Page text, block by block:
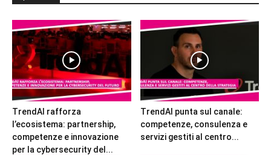
TrendAI rafforza
l’ecosistema: partnership,
competenze e innovazione
per la cybersecurity del...
TrendAI punta sul canale:
competenze, consulenza e
servizi gestiti al centro...